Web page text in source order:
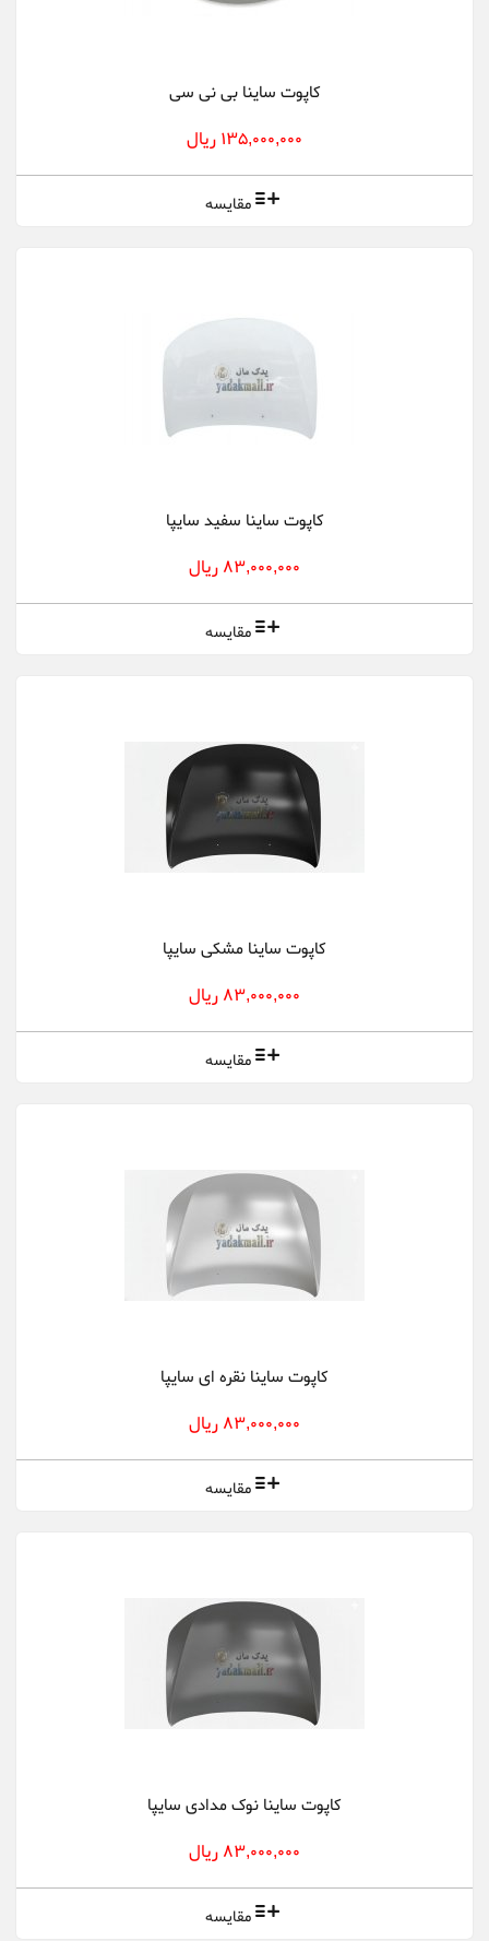
کاپوت ساینا بی نی سی
135,000,000 ریال
مقایسه
کاپوت ساینا سفید سایپا
83,000,000 ریال
مقایسه
کاپوت ساینا مشکی سایپا
83,000,000 ریال
مقایسه
کاپوت ساینا نقره ای سایپا
83,000,000 ریال
مقایسه
کاپوت ساینا نوک مدادی سایپا
83,000,000 ریال
مقایسه